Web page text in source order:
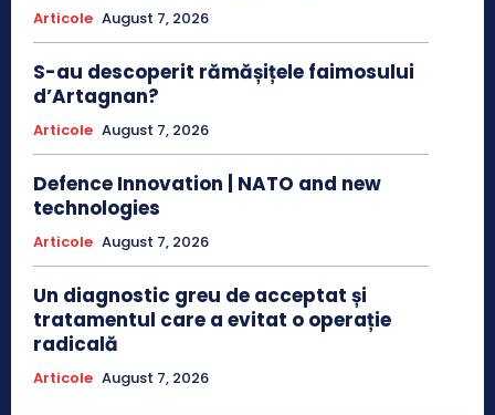
Articole August 7, 2026
S-au descoperit rămășițele faimosului
d’Artagnan?
Articole August 7, 2026
Defence Innovation | NATO and new
technologies
Articole August 7, 2026
Un diagnostic greu de acceptat și
tratamentul care a evitat o operație
radicală
Articole August 7, 2026